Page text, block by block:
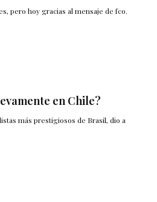
pero hoy gracias al mensaje de fco.
en Chile?
más prestigiosos de Brasil, dio a